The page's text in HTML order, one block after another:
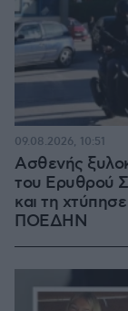
Ασθενής
του Ερυθρού
και τη
ΠΟΕΔΗΝ
09.08.2026, 10:51